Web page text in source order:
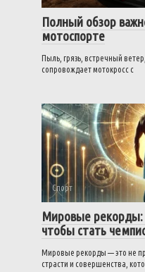
Полный обзор
мотоспорте
Пыль, грязь, встречный
сопровождает мотокросс с
Спорт
Мировые рекорды:
чтобы стать
Мировые рекорды — это не
страсти и совершенства,